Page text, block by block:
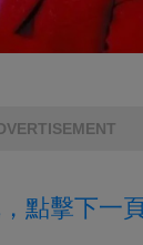
點擊下一